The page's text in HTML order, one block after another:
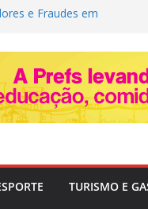
e Fraudes em
alfineta o
da
TURISMO E